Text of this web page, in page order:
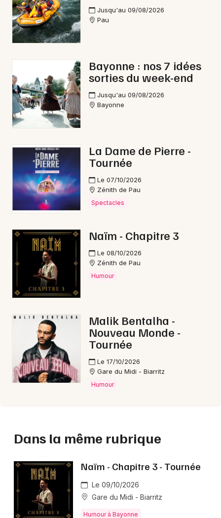
Jusqu'au 09/08/2026
Pau
Bayonne : nos 7 idées
sorties du week-end
Jusqu'au 09/08/2026
Bayonne
La Dame de Pierre -
Tournée
Le 07/10/2026
Zénith de Pau
Spectacles
Naïm - Chapitre 3
Le 08/10/2026
Zénith de Pau
Humour
Malik Bentalha -
Nouveau Monde -
Tournée
Le 17/10/2026
Gare du Midi - Biarritz
Humour
Dans la même rubrique
Naïm - Chapitre 3 - Tournée
Le 09/10/2026
Gare du Midi - Biarritz
Humour à Bayonne